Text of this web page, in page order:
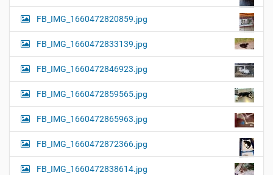
FB_IMG_1660472820859.jpg
FB_IMG_1660472833139.jpg
FB_IMG_1660472846923.jpg
FB_IMG_1660472859565.jpg
FB_IMG_1660472865963.jpg
FB_IMG_1660472872366.jpg
FB_IMG_1660472838614.jpg